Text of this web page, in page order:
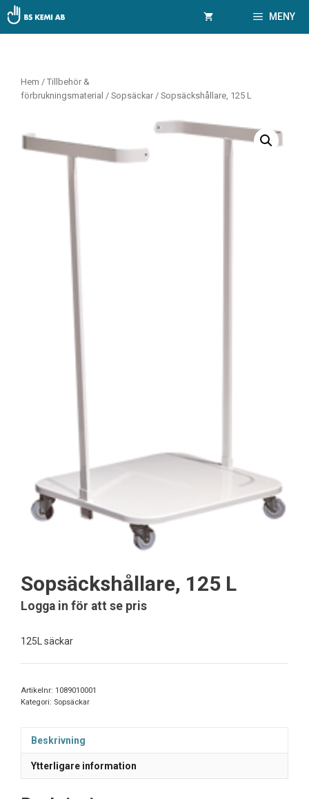
Hoppa
till
innehåll
MENY
Hem / Tillbehör &
förbrukningsmaterial / Sopsäckar / Sopsäckshållare, 125 L
Sopsäckshållare, 125 L
Logga in för att se pris
125L säckar
Artikelnr: 1089010001
Kategori: Sopsäckar
Beskrivning
Ytterligare information